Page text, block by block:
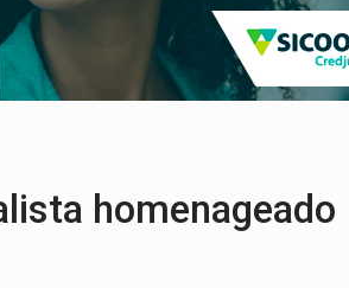
e tempo firme
ao bairro Nova Esperança
homenageado